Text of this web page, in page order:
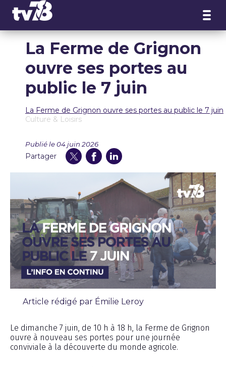
La Ferme de Grignon
ouvre ses portes au
public le 7 juin
La Ferme de Grignon ouvre ses portes au public le 7 juin
Culture & Loisirs
Publié le 04 juin 2026
Partager
Article rédigé par Émilie Leroy
Le dimanche 7 juin, de 10 h à 18 h, la Ferme de Grignon
ouvre à nouveau ses portes pour une journée
conviviale à la découverte du monde agricole.
Panneau de gestion des cookies